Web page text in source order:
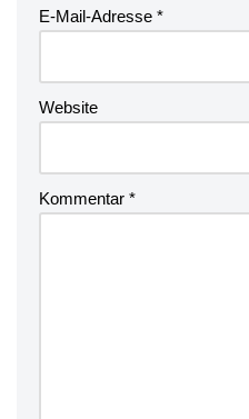
E-Mail-Adresse *
Website
Kommentar *